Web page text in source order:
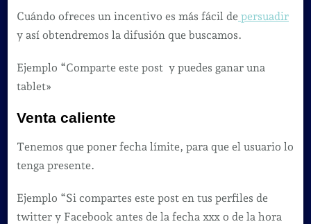
Cuándo ofreces un incentivo es más fácil depersuadir
y así obtendremos la difusión que buscamos.
Ejemplo “Comparte este post y puedes ganar una
tablet»
Venta caliente
Tenemos que poner fecha límite, para que el usuario lo
tenga presente.
Ejemplo “Si compartes este post en tus perfiles de
twitter y Facebook antes de la fecha xxx o de la hora